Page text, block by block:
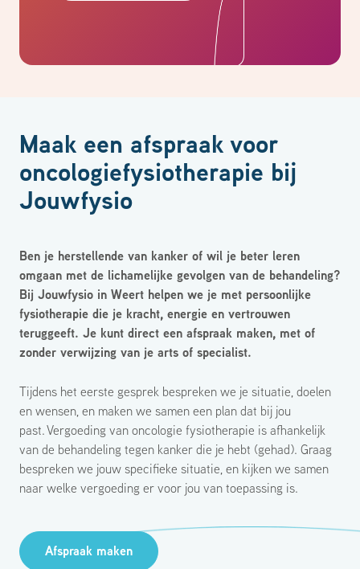
Maak een afspraak voor
oncologiefysiotherapie bij
Jouwfysio
Ben je herstellende van kanker of wil je beter leren
omgaan met de lichamelijke gevolgen van de behandeling?
Bij Jouwfysio in Weert helpen we je met persoonlijke
fysiotherapie die je kracht, energie en vertrouwen
teruggeeft. Je kunt direct een afspraak maken, met of
zonder verwijzing van je arts of specialist.
Tijdens het eerste gesprek bespreken we je situatie, doelen
en wensen, en maken we samen een plan dat bij jou
past. Vergoeding van oncologie fysiotherapie is afhankelijk
van de behandeling tegen kanker die je hebt (gehad). Graag
bespreken we jouw specifieke situatie, en kijken we samen
naar welke vergoeding er voor jou van toepassing is.
Afspraak maken